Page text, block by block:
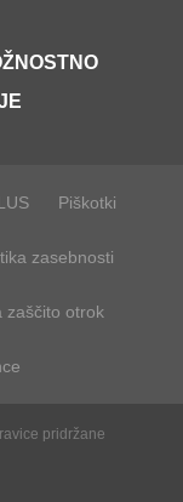
Piškotki
zasebnosti
zaščito otrok
pridržane